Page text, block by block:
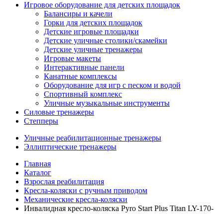
Игровое оборудование для детских площадок
Балансиры и качели
Горки для детских площадок
Детские игровые площадки
Детские уличные столики/скамейки
Детские уличные тренажеры
Игровые макеты
Интерактивные панели
Канатные комплексы
Оборудование для игр с песком и водой
Спортивный комплекс
Уличные музыкальные инструменты
Силовые тренажеры
Степперы
Уличные реабилитационные тренажеры
Эллиптические тренажеры
Главная
Каталог
Взрослая реабилитация
Кресла-коляски с ручным приводом
Механические кресла-коляски
Инвалидная кресло-коляска Pyro Start Plus Titan LY-170-